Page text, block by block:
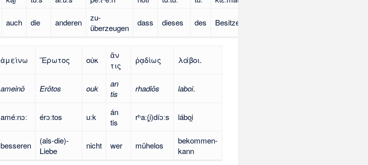
auch die anderen
zu-
überzeugen
dass dieses des Besitzes
ἀμείνω Ἔρωτος οὐκ
ἄν
τις
ῥᾳδίως λάβοι.
ameinō Erōtos ouk
an
tis
rhadiōs laboi.
améːnɔː érɔːtos uːk
án
tis
rʰaː(i̯)díɔːs láboi̯
besseren
(als-die)-
Liebe
nicht wer mühelos
bekommen-
kann